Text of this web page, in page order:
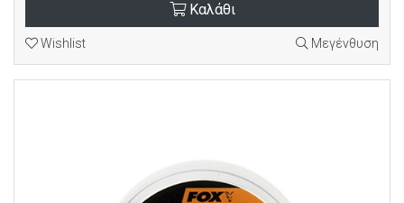
Καλάθι
Wishlist Μεγένθυση